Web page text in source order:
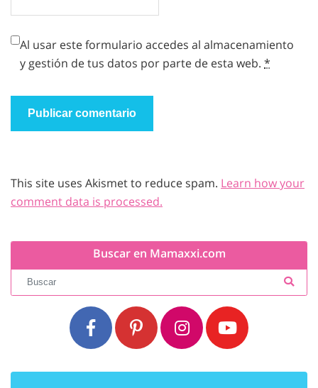
Al usar este formulario accedes al almacenamiento
y gestión de tus datos por parte de esta web. *
This site uses Akismet to reduce spam. Learn how your
comment data is processed.
Buscar en Mamaxxi.com